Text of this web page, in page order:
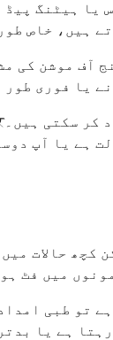
ہیٹنگ
ہیں، خاص
موشن کی
یا فوری
ہے یا آپ
کچھ حالات
میں فٹ
تو طبی
ہے یا